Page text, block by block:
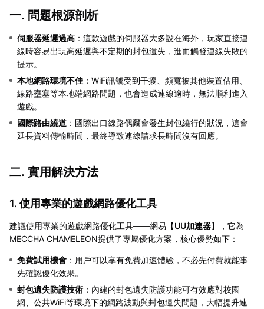
一. 問題根源剖析
伺服器延遲過高 ：這款遊戲的伺服器大多設在海外，玩家直接連
線時容易出現高延遲與不定期的封包遺失，進而觸發連線失敗的
提示。
本地網路環境不佳 ：WiFi訊號受到干擾、頻寬被其他裝置佔用、
線路壅塞等本地端網路問題，也會造成連線逾時，無法順利進入
遊戲。
國際路由繞道 ：國際出口線路偶爾會發生封包繞行的狀況，這會
延長資料傳輸時間，最終導致連線請求長時間沒有回應。
二. 實用解決方法
1. 使用專業的遊戲網路優化工具
建議使用專業的遊戲網路優化工具——網易【UU加速器】，它為
MECCHA CHAMELEON提供了專屬優化方案，核心優勢如下：
免費試用機會 ：用戶可以享有免費加速體驗，不必先付費就能事
先確認優化效果。
封包遺失防護技術 ：內建的封包遺失防護功能可有效應對校園
網、公共WiFi等環境下的網路波動與封包遺失問題，大幅提升連